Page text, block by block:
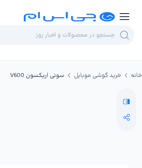
خانه خرید گوشی موبایل سونی اریکسون V600